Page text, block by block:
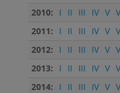
2010:
I II III IV V
2011:
I II III IV V
2012:
I II III IV V
2013:
I II III IV V
2014:
I II III IV V